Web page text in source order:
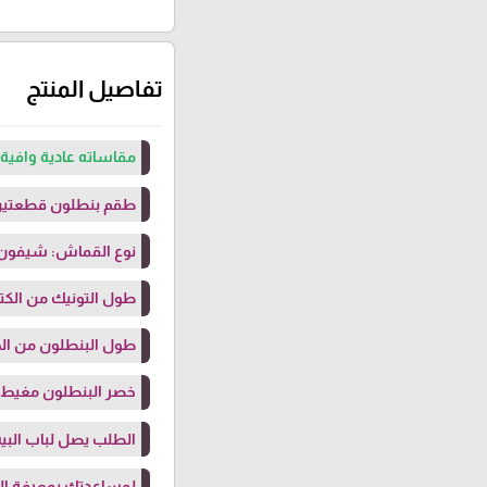
تفاصيل المنتج
مقاساته عادية
طقم بنطلون
نوع القماش:
طول التونيك من الكتف:
طول البنطلون من الخصر
خصر البنطلون مغيط
الطلب يصل لباب